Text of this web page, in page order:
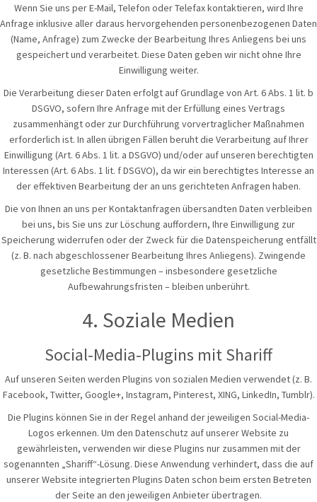
Wenn Sie uns per E-Mail, Telefon oder Telefax kontaktieren, wird Ihre
Anfrage inklusive aller daraus hervorgehenden personenbezogenen Daten
(Name, Anfrage) zum Zwecke der Bearbeitung Ihres Anliegens bei uns
gespeichert und verarbeitet. Diese Daten geben wir nicht ohne Ihre
Einwilligung weiter.
Die Verarbeitung dieser Daten erfolgt auf Grundlage von Art. 6 Abs. 1 lit. b
DSGVO, sofern Ihre Anfrage mit der Erfüllung eines Vertrags
zusammenhängt oder zur Durchführung vorvertraglicher Maßnahmen
erforderlich ist. In allen übrigen Fällen beruht die Verarbeitung auf Ihrer
Einwilligung (Art. 6 Abs. 1 lit. a DSGVO) und/oder auf unseren berechtigten
Interessen (Art. 6 Abs. 1 lit. f DSGVO), da wir ein berechtigtes Interesse an
der effektiven Bearbeitung der an uns gerichteten Anfragen haben.
Die von Ihnen an uns per Kontaktanfragen übersandten Daten verbleiben
bei uns, bis Sie uns zur Löschung auffordern, Ihre Einwilligung zur
Speicherung widerrufen oder der Zweck für die Datenspeicherung entfällt
(z. B. nach abgeschlossener Bearbeitung Ihres Anliegens). Zwingende
gesetzliche Bestimmungen – insbesondere gesetzliche
Aufbewahrungsfristen – bleiben unberührt.
4. Soziale Medien
Social-Media-Plugins mit Shariff
Auf unseren Seiten werden Plugins von sozialen Medien verwendet (z. B.
Facebook, Twitter, Google+, Instagram, Pinterest, XING, LinkedIn, Tumblr).
Die Plugins können Sie in der Regel anhand der jeweiligen Social-Media-
Logos erkennen. Um den Datenschutz auf unserer Website zu
gewährleisten, verwenden wir diese Plugins nur zusammen mit der
sogenannten „Shariff“-Lösung. Diese Anwendung verhindert, dass die auf
unserer Website integrierten Plugins Daten schon beim ersten Betreten
der Seite an den jeweiligen Anbieter übertragen.